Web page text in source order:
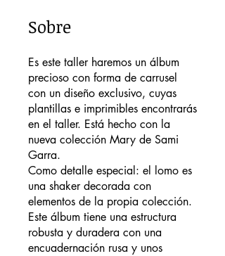
Sobre
Es este taller haremos un álbum
precioso con forma de carrusel
con un diseño exclusivo, cuyas
plantillas e imprimibles encontrarás
en el taller. Está hecho con la
nueva colección Mary de Sami
Garra.
Como detalle especial: el lomo es
una shaker decorada con
elementos de la propia colección.
Este álbum tiene una estructura
robusta y duradera con una
encuadernación rusa y unos